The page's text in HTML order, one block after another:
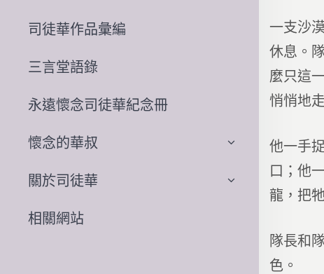
司徒華作品彙編
三言堂語錄
永遠懷念司徒華紀念冊
懷念的華叔
關於司徒華
相關網站
一支沙
休息。
麼只這
悄悄地
他一手
口；他
龍，把
隊長和
色。